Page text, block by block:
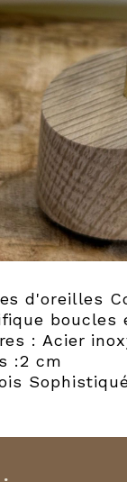
d'oreilles
: Acier
:2 cm